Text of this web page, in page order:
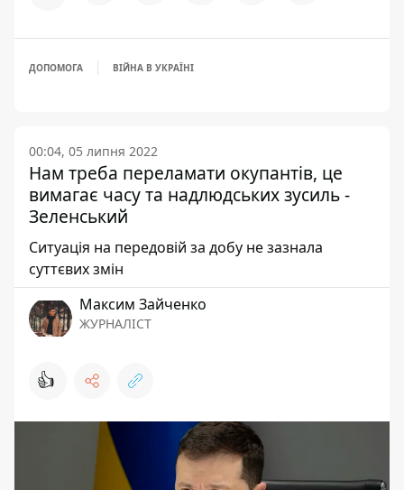
ДОПОМОГА ВІЙНА В УКРАЇНІ
00:04, 05 липня 2022
Нам треба переламати окупантів, це
вимагає часу та надлюдських зусиль -
Зеленський
Ситуація на передовій за добу не зазнала
суттєвих змін
Максим Зайченко
ЖУРНАЛІСТ
👍